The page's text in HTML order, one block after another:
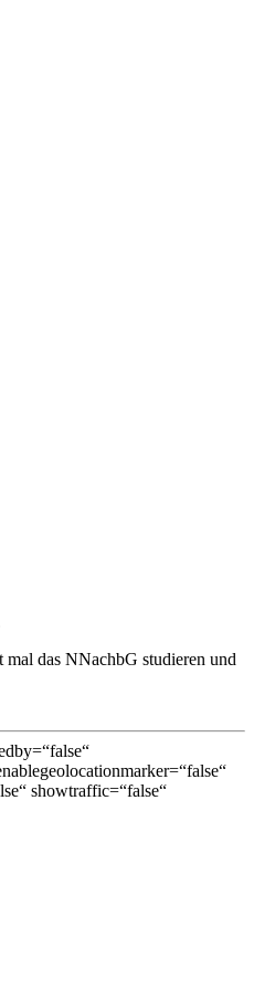
mal das NNachbG studieren und
showtraffic=“false“